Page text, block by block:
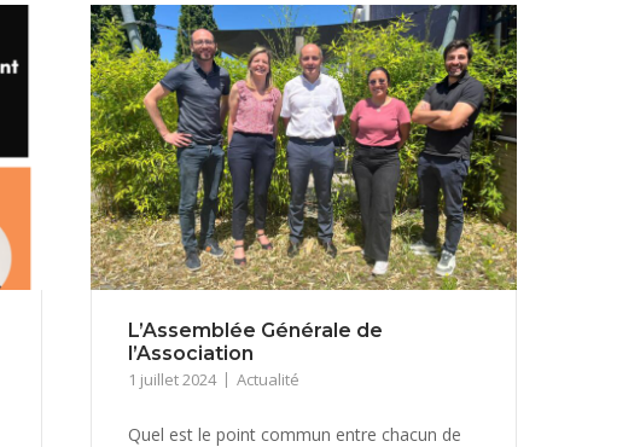
L’Assemblée Générale de
l’Association
1 juillet 2024 Actualité
Quel est le point commun entre chacun de